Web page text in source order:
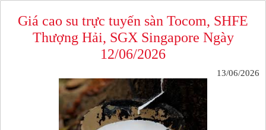
Giá cao su trực tuyến sàn Tocom, SHFE
Thượng Hải, SGX Singapore Ngày
12/06/2026
13/06/2026